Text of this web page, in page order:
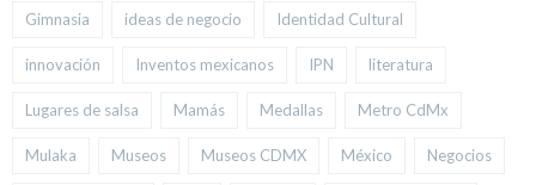
Gimnasia ideas de negocio Identidad Cultural
innovación Inventos mexicanos IPN literatura
Lugares de salsa Mamás Medallas Metro CdMx
Mulaka Museos Museos CDMX México Negocios